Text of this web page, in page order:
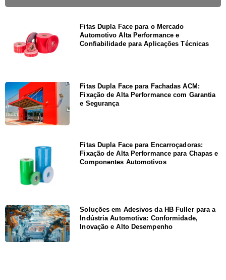
Fitas Dupla Face para o Mercado
Automotivo Alta Performance e
Confiabilidade para Aplicações Técnicas
Fitas Dupla Face para Fachadas ACM:
Fixação de Alta Performance com Garantia
e Segurança
Fitas Dupla Face para Encarroçadoras:
Fixação de Alta Performance para Chapas e
Componentes Automotivos
Soluções em Adesivos da HB Fuller para a
Indústria Automotiva: Conformidade,
Inovação e Alto Desempenho